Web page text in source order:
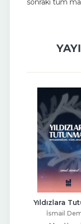
sonraki tüm
Yıldızlara
İsmail